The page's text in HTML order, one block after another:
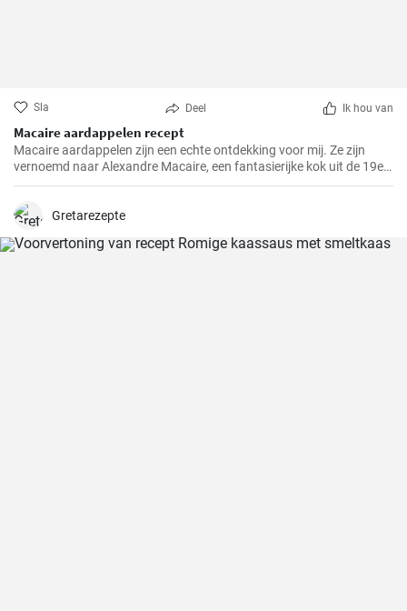
Sla Deel Ik hou van
Macaire aardappelen recept
Macaire aardappelen zijn een echte ontdekking voor mij. Ze zijn
vernoemd naar Alexandre Macaire, een fantasierijke kok uit de 19e
eeuw. Dit heerlijke aardappelgerecht is eigenlijk heel eenvoudig en er
gerecht om in het weekend met mijn gezin te koken, wanneer we
genieten. Met een beetje oefening heb je in een mum van tijd een
Gretarezepte